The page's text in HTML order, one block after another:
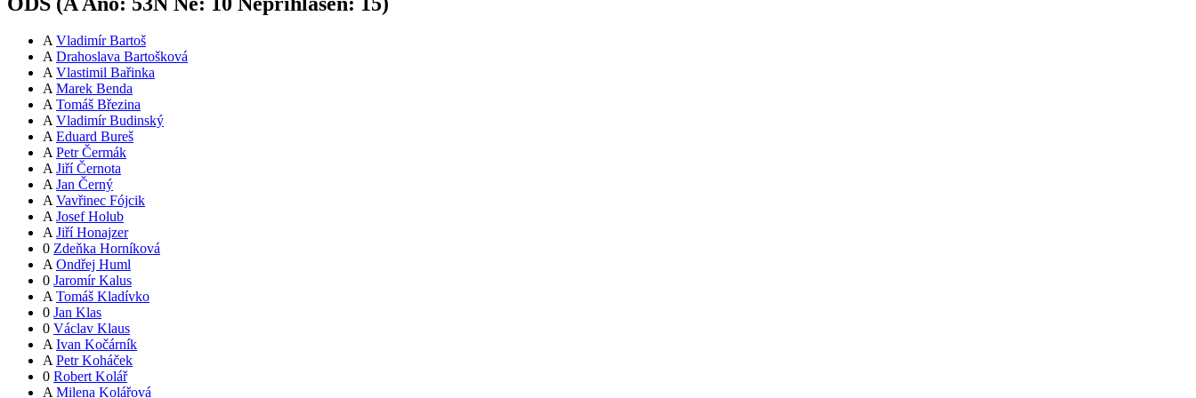
A Vladimír Bartoš
A Drahoslava Bartošková
A Vlastimil Bařinka
A Marek Benda
A Tomáš Březina
A Vladimír Budinský
A Eduard Bureš
A Petr Čermák
A Jiří Černota
A Jan Černý
A Vavřinec Fójcik
A Josef Holub
A Jiří Honajzer
0 Zdeňka Horníková
A Ondřej Huml
0 Jaromír Kalus
A Tomáš Kladívko
0 Jan Klas
0 Václav Klaus
A Ivan Kočárník
A Petr Koháček
0 Robert Kolář
A Milena Kolářová